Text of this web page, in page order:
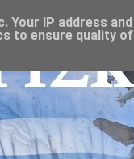
Your IP address and
to ensure quality of